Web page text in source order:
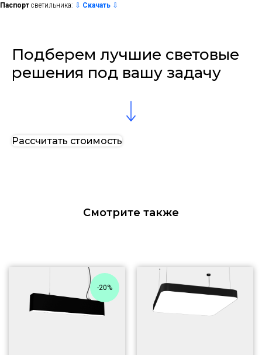
Паспорт светильника: ⇩ Скачать ⇩
Подберем лучшие световые
решения под вашу задачу
Рассчитать стоимость
Смотрите также
-20%